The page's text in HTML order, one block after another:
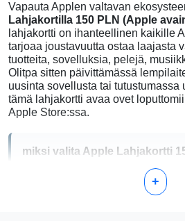
Vapauta Applen valtavan
Lahjakortilla 150 PLN (Apple
lahjakortti on ihanteellinen kaikille
tarjoaa joustavuutta ostaa laajasta
tuotteita, sovelluksia, pelejä,
Olitpa sitten päivittämässä
uusinta sovellusta tai tutustumassa
tämä lahjakortti avaa ovet
Apple Store:ssa.
miksi valita Apple Lahjakortti
Käytä
ostoksiin sekä Apple Books -
+